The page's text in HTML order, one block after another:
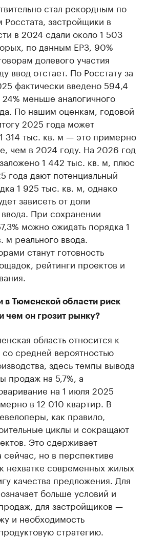
стал рекордным по
застройщики в
в 2024 сдали около 1 503
по данным ЕРЗ, 90%
долевого участия
ввод отстает. По Росстату за
фактически введено 594,4
меньше аналогичного
По нашим оценкам, годовой
2025 года может
314 тыс. кв. м — это примерно
чем в 2024 году. На 2026 год
1 442 тыс. кв. м, плюс
года дают потенциальный
1 925 тыс. кв. м, однако
зависеть от доли
При сохранении
можно ожидать порядка 1
м реального ввода.
станут готовность
рейтинги проектов и
в Тюменской области риск
чем он грозит рынку?
область относится к
средней вероятностью
здесь темпы вывода
продаж на 5,7%, а
на 1 июля 2025
в 12 010 квартир. В
как правило,
циклы и сокращают
Это сдерживает
но в перспективе
нехватке современных жилых
качества предложения. Для
больше условий и
для застройщиков —
и необходимость
стратегию.